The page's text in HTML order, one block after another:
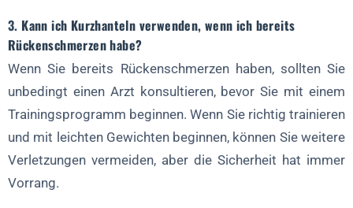
3. Kann ich Kurzhanteln verwenden, wenn ich bereits
Rückenschmerzen habe?
Wenn Sie bereits Rückenschmerzen haben, sollten Sie
unbedingt einen Arzt konsultieren, bevor Sie mit einem
Trainingsprogramm beginnen. Wenn Sie richtig trainieren
und mit leichten Gewichten beginnen, können Sie weitere
Verletzungen vermeiden, aber die Sicherheit hat immer
Vorrang.